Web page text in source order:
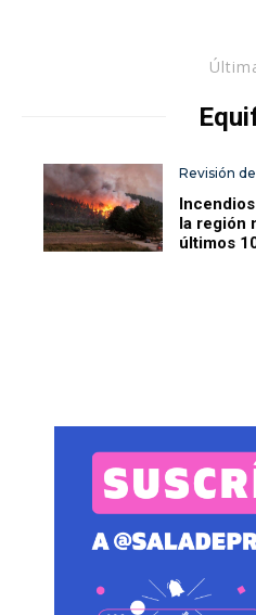
Revisión
la región
últimos